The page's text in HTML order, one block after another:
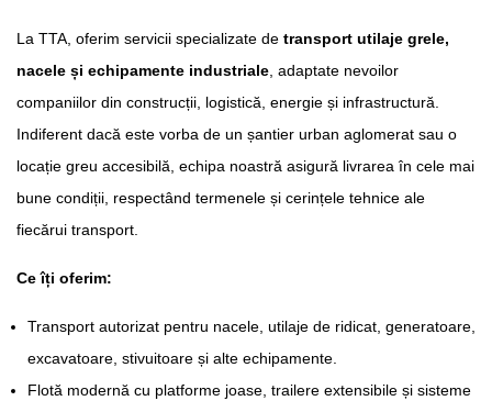
La TTA, oferim servicii specializate de transport utilaje grele,
nacele și echipamente industriale , adaptate nevoilor
companiilor din construcții, logistică, energie și infrastructură.
Indiferent dacă este vorba de un șantier urban aglomerat sau o
locație greu accesibilă, echipa noastră asigură livrarea în cele mai
bune condiții, respectând termenele și cerințele tehnice ale
fiecărui transport.
Ce îți oferim:
Transport autorizat pentru nacele, utilaje de ridicat, generatoare,
excavatoare, stivuitoare și alte echipamente.
Flotă modernă cu platforme joase, trailere extensibile și sisteme